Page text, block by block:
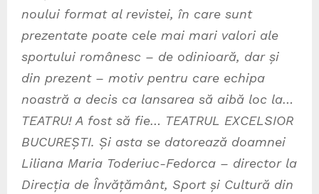
noului format al revistei, în care sunt
prezentate poate cele mai mari valori ale
sportului românesc – de odinioară, dar și
din prezent – motiv pentru care echipa
noastră a decis ca lansarea să aibă loc la…
TEATRU! A fost să fie… TEATRUL EXCELSIOR
BUCUREȘTI. Și asta se datorează doamnei
Liliana Maria Toderiuc-Fedorca – director la
Direcția de Învățământ, Sport și Cultură din